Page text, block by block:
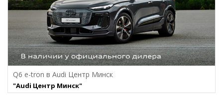
Q6 e-tron в Audi Центр Минск
"Audi Центр Минск"